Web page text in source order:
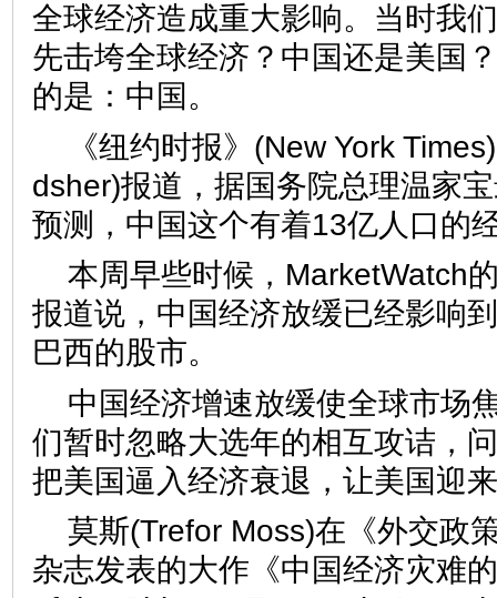
全球经济造成重大影响。当时我
先击垮全球经济？中国还是美国
的是：中国。
《纽约时报》(New York
dsher)报道，据国务院总理温家
预测，中国这个有着13亿人口的
本周早些时候，MarketWatch
报道说，中国经济放缓已经影响
巴西的股市。
中国经济增速放缓使全球市场
们暂时忽略大选年的相互攻诘，
把美国逼入经济衰退，让美国迎
莫斯(Trefor Moss)在《外交政
杂志发表的大作《中国经济灾难